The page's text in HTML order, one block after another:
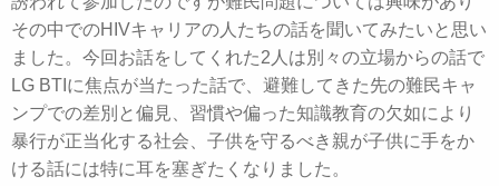
その中でのHIVキャリアの人たちの話を聞いてみたいと思い
ました。今回お話をしてくれた2人は別々の立場からの話で
LG BTIに焦点が当たった話で、避難してきた先の難民キャ
ンプでの差別と偏見、習慣や偏った知識教育の欠如により
暴行が正当化する社会、子供を守るべき親が子供に手をか
ける話には特に耳を塞ぎたくなりました。